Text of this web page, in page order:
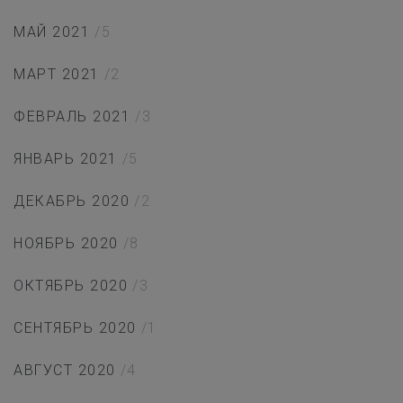
МАЙ 2021 /5
МАРТ 2021 /2
ФЕВРАЛЬ 2021 /3
ЯНВАРЬ 2021 /5
ДЕКАБРЬ 2020 /2
НОЯБРЬ 2020 /8
ОКТЯБРЬ 2020 /3
СЕНТЯБРЬ 2020 /1
АВГУСТ 2020 /4